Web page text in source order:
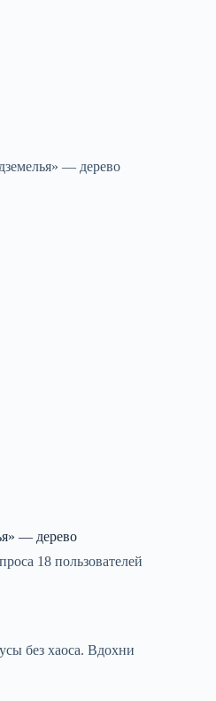
— дерево
18 пользователей
без хаоса. Вдохни